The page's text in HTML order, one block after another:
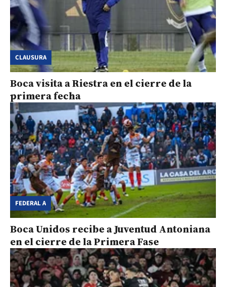
CLAUSURA
Boca visita a Riestra en el cierre de la
primera fecha
FEDERAL A
Boca Unidos recibe a Juventud Antoniana
en el cierre de la Primera Fase